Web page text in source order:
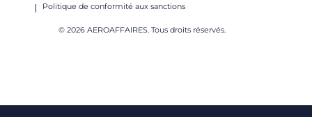
Politique de conformité aux sanctions
© 2026 AEROAFFAIRES. Tous droits réservés.